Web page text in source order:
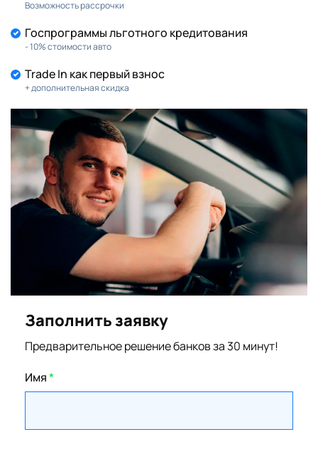
Возможность рассрочки
Госпрограммы льготного кредитования
- 10% стоимости авто
Trade In как первый взнос
+ дополнительная скидка
Заполнить заявку
Предварительное решение банков за 30 минут!
Имя*